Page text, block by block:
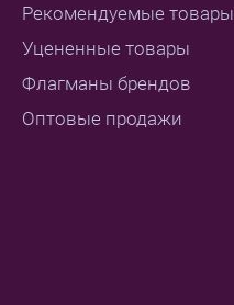
Рекомендуемые товары
Уцененные товары
Флагманы брендов
Оптовые продажи